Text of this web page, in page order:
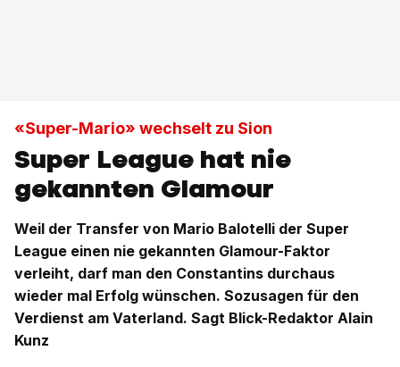
«Super-Mario» wechselt zu Sion
Super League hat nie
gekannten Glamour
Weil der Transfer von Mario Balotelli der Super
League einen nie gekannten Glamour-Faktor
verleiht, darf man den Constantins durchaus
wieder mal Erfolg wünschen. Sozusagen für den
Verdienst am Vaterland. Sagt Blick-Redaktor Alain
Kunz